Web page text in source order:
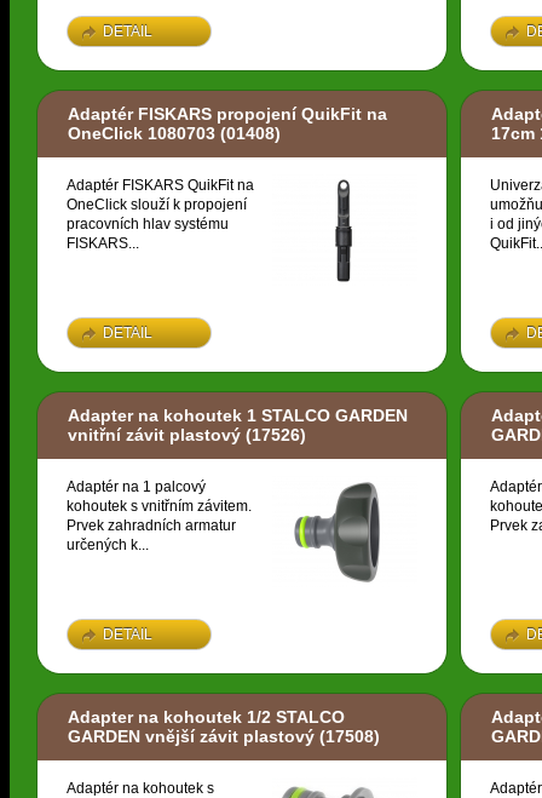
DETAIL
Adaptér FISKARS propojení QuikFit na
OneClick 1080703 (01408)
Adaptér FISKARS QuikFit na
OneClick slouží k propojení
pracovních hlav systému
FISKARS...
DETAIL
17cm
i od
Adapter na kohoutek 1 STALCO GARDEN
vnitřní závit plastový (17526)
Adaptér na 1 palcový
kohoutek s vnitřním závitem.
Prvek zahradních armatur
určených k...
DETAIL
Prvek
Adapter na kohoutek 1/2 STALCO
GARDEN vnější závit plastový (17508)
Adaptér na kohoutek s